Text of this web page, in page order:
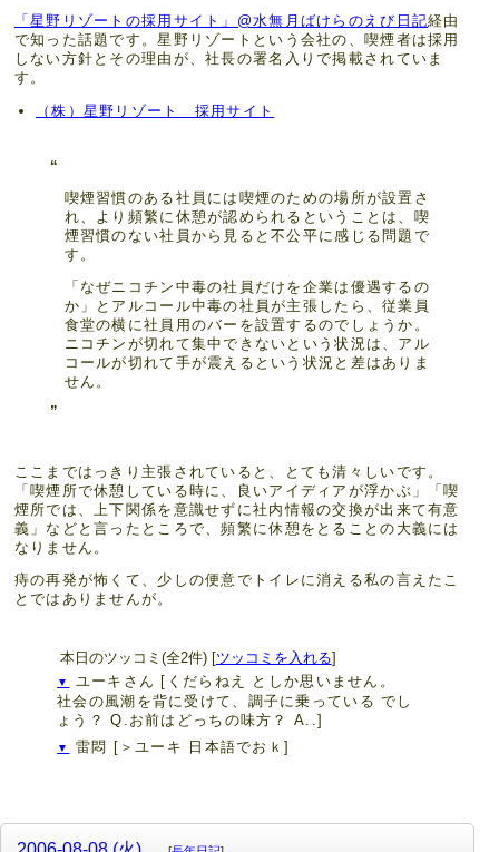
「星野リゾートの採用サイト」@水無月ばけらのえび日記経由
で知った話題です。星野リゾートという会社の、喫煙者は採用
しない方針とその理由が、社長の署名入りで掲載されていま
す。
（株）星野リゾート 採用サイト
喫煙習慣のある社員には喫煙のための場所が設置さ
れ、より頻繁に休憩が認められるということは、喫
煙習慣のない社員から見ると不公平に感じる問題で
す。
「なぜニコチン中毒の社員だけを企業は優遇するの
か」とアルコール中毒の社員が主張したら、従業員
食堂の横に社員用のバーを設置するのでしょうか。
ニコチンが切れて集中できないという状況は、アル
コールが切れて手が震えるという状況と差はありま
せん。
ここまではっきり主張されていると、とても清々しいです。
「喫煙所で休憩している時に、良いアイディアが浮かぶ」「喫
煙所では、上下関係を意識せずに社内情報の交換が出来て有意
義」などと言ったところで、頻繁に休憩をとることの大義には
なりません。
痔の再発が怖くて、少しの便意でトイレに消える私の言えたこ
とではありませんが。
本日のツッコミ(全2件) [ツッコミを入れる]
▼ ユーキさん [くだらねえ としか思いません。
社会の風潮を背に受けて、調子に乗っている でし
ょう？ Q.お前はどっちの味方？ A..]
▼ 雷悶 [＞ユーキ 日本語でおｋ]